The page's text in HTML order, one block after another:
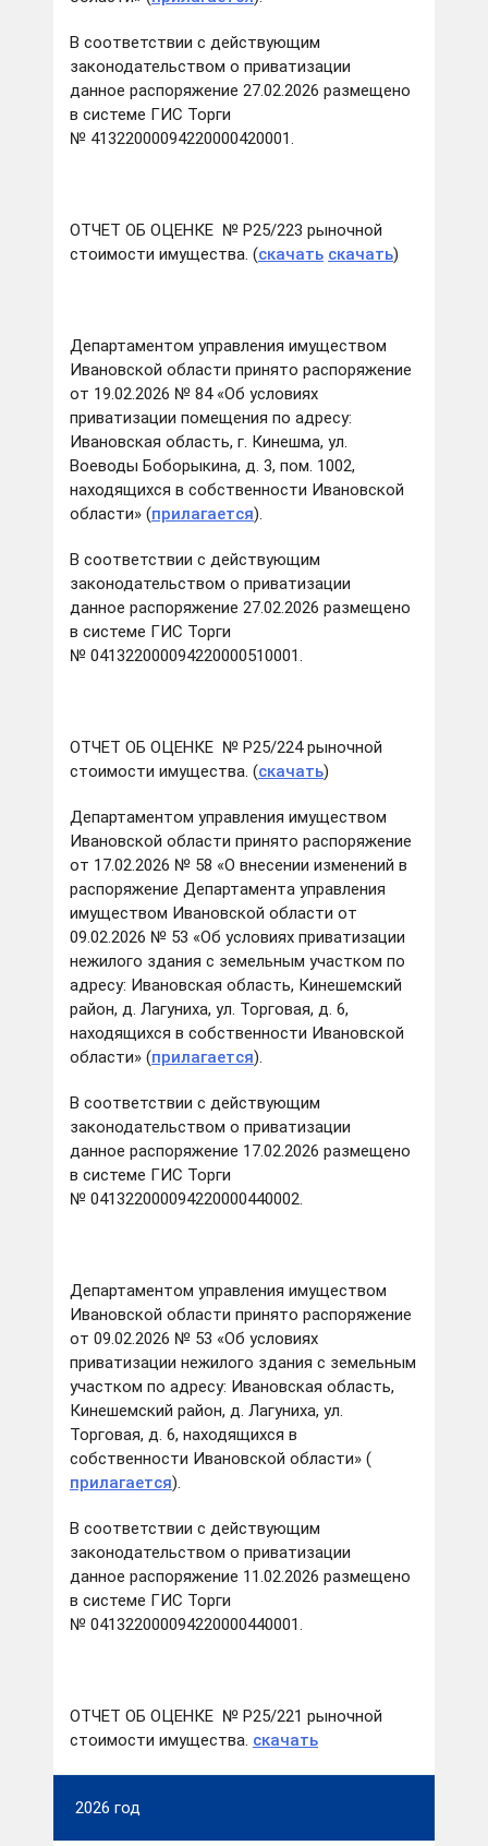
В соответствии с действующим
законодательством о приватизации
данное распоряжение 27.02.2026 размещено
в системе ГИС Торги
№ 41322000094220000420001.
ОТЧЕТ ОБ ОЦЕНКЕ № Р25/223 рыночной
стоимости имущества. (скачать скачать)
Департаментом управления имуществом
Ивановской области принято распоряжение
от 19.02.2026 № 84 «Об условиях
приватизации помещения по адресу:
Ивановская область, г. Кинешма, ул.
Воеводы Боборыкина, д. 3, пом. 1002,
находящихся в собственности Ивановской
области» (прилагается).
В соответствии с действующим
законодательством о приватизации
данное распоряжение 27.02.2026 размещено
в системе ГИС Торги
№ 041322000094220000510001.
ОТЧЕТ ОБ ОЦЕНКЕ № Р25/224 рыночной
стоимости имущества. (скачать)
Департаментом управления имуществом
Ивановской области принято распоряжение
от 17.02.2026 № 58 «О внесении изменений в
распоряжение Департамента управления
имуществом Ивановской области от
09.02.2026 № 53 «Об условиях приватизации
нежилого здания с земельным участком по
адресу: Ивановская область, Кинешемский
район, д. Лагуниха, ул. Торговая, д. 6,
находящихся в собственности Ивановской
области» (прилагается).
В соответствии с действующим
законодательством о приватизации
данное распоряжение 17.02.2026 размещено
в системе ГИС Торги
№ 041322000094220000440002.
Департаментом управления имуществом
Ивановской области принято распоряжение
от 09.02.2026 № 53 «Об условиях
приватизации нежилого здания с земельным
участком по адресу: Ивановская область,
Кинешемский район, д. Лагуниха, ул.
Торговая, д. 6, находящихся в
собственности Ивановской области» (
прилагается).
В соответствии с действующим
законодательством о приватизации
данное распоряжение 11.02.2026 размещено
в системе ГИС Торги
№ 041322000094220000440001.
ОТЧЕТ ОБ ОЦЕНКЕ № Р25/221 рыночной
стоимости имущества. скачать
2026 год